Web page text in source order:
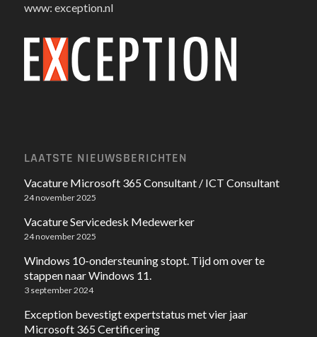
www: exception.nl
LAATSTE NIEUWSBERICHTEN
Vacature Microsoft 365 Consultant / ICT Consultant
24 november 2025
Vacature Servicedesk Medewerker
24 november 2025
Windows 10-ondersteuning stopt. Tijd om over te
stappen naar Windows 11.
3 september 2024
Exception bevestigt expertstatus met vier jaar
Microsoft 365 Certificering